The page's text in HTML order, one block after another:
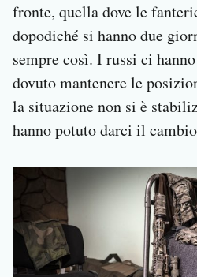
fronte, quella dove le
dopodiché si hanno due
sempre così. I russi ci
dovuto mantenere le
la situazione non si è
hanno potuto darci il